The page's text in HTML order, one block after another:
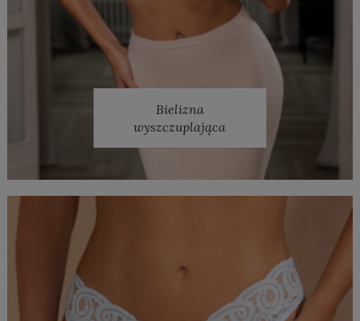
Bielizna
wyszczuplająca